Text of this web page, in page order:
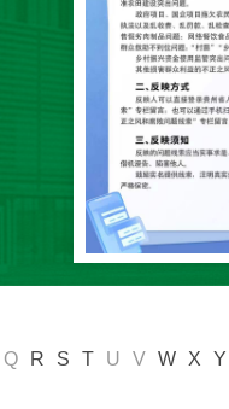
Q R S T U V W X Y